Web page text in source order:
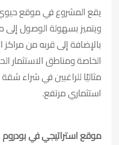
يقع المشروع في موقع
ويتميز بسهولة الوصول إلى
بالإضافة إلى قربه من
الخاصة ومناطق الاستثمار
مثاليًا للراغبين في شراء
استثماري مرتفع.
موقع استراتيجي في بودروم